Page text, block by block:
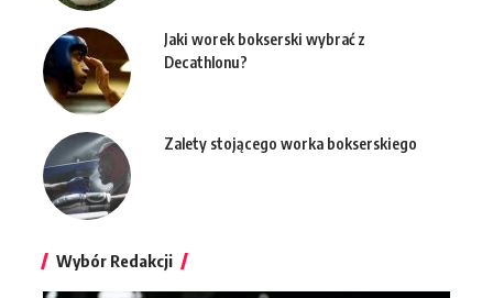
Jaki worek bokserski wybrać z
Decathlonu?
Zalety stojącego worka bokserskiego
Wybór Redakcji